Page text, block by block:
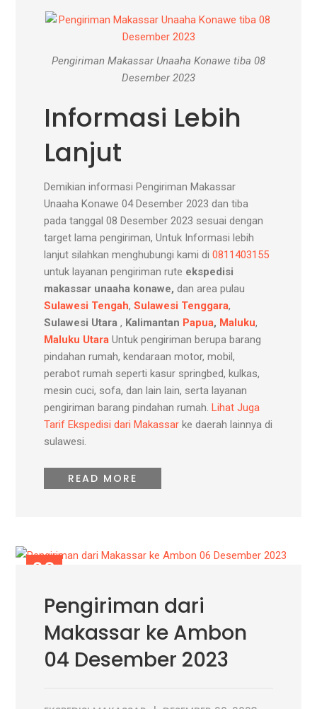
Pengiriman Makassar Unaaha Konawe tiba 08
Desember 2023
Informasi Lebih
Lanjut
Demikian informasi Pengiriman Makassar
Unaaha Konawe 04 Desember 2023 dan tiba
pada tanggal 08 Desember 2023 sesuai dengan
target lama pengiriman, Untuk Informasi lebih
lanjut silahkan menghubungi kami di0811403155
untuk layanan pengiriman rute ekspedisi
makassar unaaha konawe,dan area pulau
Sulawesi Tengah,Sulawesi Tenggara,
Sulawesi Utara , Kalimantan Papua, Maluku,
Maluku Utara Untuk pengiriman berupa barang
pindahan rumah, kendaraan motor, mobil,
perabot rumah seperti kasur springbed, kulkas,
mesin cuci, sofa, dan lain lain, serta layanan
pengiriman barang pindahan rumah.Lihat Juga
Tarif Ekspedisi dari Makassar ke daerah lainnya di
sulawesi.
READ MORE
20
Pengiriman dari
Makassar ke Ambon
04 Desember 2023